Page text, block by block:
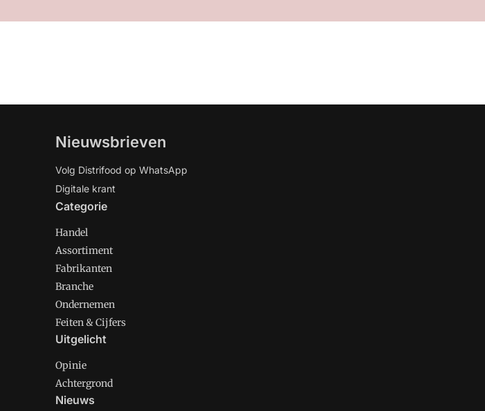
Nieuwsbrieven
Volg Distrifood op WhatsApp
Digitale krant
Categorie
Handel
Assortiment
Fabrikanten
Branche
Ondernemen
Feiten & Cijfers
Uitgelicht
Opinie
Achtergrond
Nieuws